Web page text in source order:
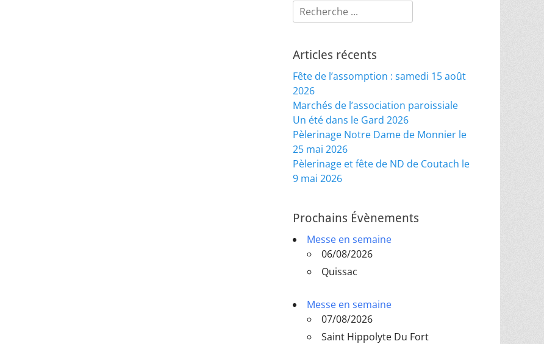
Rechercher :
Articles récents
Fête de l’assomption : samedi 15 août
2026
Marchés de l’association paroissiale
Un été dans le Gard 2026
Pèlerinage Notre Dame de Monnier le
25 mai 2026
Pèlerinage et fête de ND de Coutach le
9 mai 2026
Prochains Évènements
Messe en semaine
06/08/2026
Quissac
Messe en semaine
07/08/2026
Saint Hippolyte Du Fort